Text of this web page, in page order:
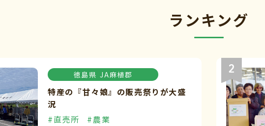
ランキング
徳島県 JA麻植郡
特産の『甘々娘』の販売祭りが大盛
況
#直売所
#農業